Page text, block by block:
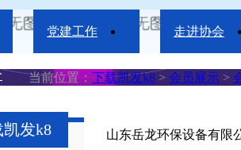
党建工作 走进协会
当前位置： 下载凯发k8 > 会员展示 >
发k8
山东岳龙环保设备有限